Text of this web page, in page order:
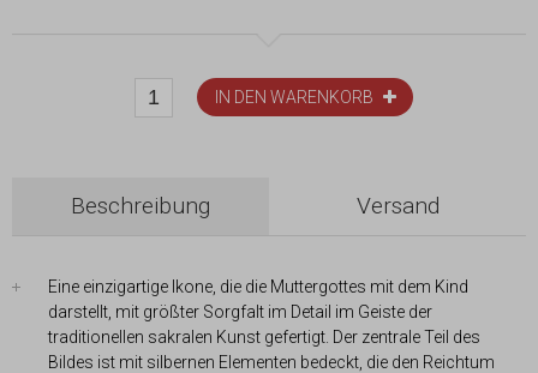
IN DEN WARENKORB
Beschreibung Versand
Eine einzigartige Ikone, die die Muttergottes mit dem Kind
darstellt, mit größter Sorgfalt im Detail im Geiste der
traditionellen sakralen Kunst gefertigt. Der zentrale Teil des
Bildes ist mit silbernen Elementen bedeckt, die den Reichtum